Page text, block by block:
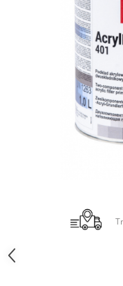
Protectie piele
Protectie vizuala
Sisteme si pahare PPS
Pahare de amestec